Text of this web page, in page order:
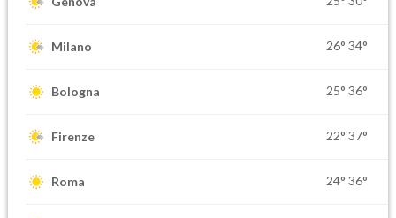
Milano 26° 34°
Bologna 25° 36°
Firenze 22° 37°
Roma 24° 36°